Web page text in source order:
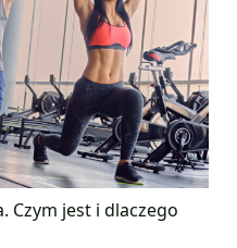
Czym jest i dlaczego